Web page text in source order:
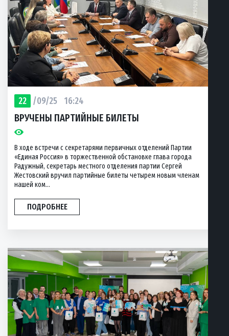
22 /09/25 16:24
ВРУЧЕНЫ ПАРТИЙНЫЕ БИЛЕТЫ
В ходе встречи с секретарями первичных отделений Партии
«Единая Россия» в торжественной обстановке глава города
Радужный, секретарь местного отделения партии Сергей
Жестовский вручил партийные билеты четырем новым членам
нашей ком...
ПОДРОБНЕЕ